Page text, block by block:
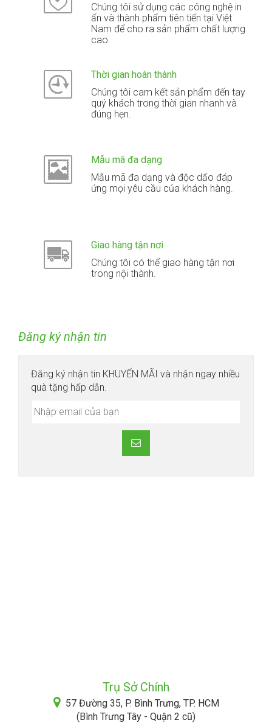
Chúng tôi sử dụng các công nghệ in
ấn và thành phẩm tiên tiến tại Việt
Nam để cho ra sản phẩm chất lượng
cao.
Thời gian hoàn thành
Chúng tôi cam kết sản phẩm đến tay
quý khách trong thời gian nhanh và
đúng hẹn.
Mẫu mã đa dạng
Mẫu mã đa dạng và độc dấo đáp
ứng mọi yêu cầu của khách hàng.
Giao hàng tận nơi
Chúng tôi có thể giao hàng tận nơi
trong nội thành.
Đăng ký nhận tin
Đăng ký nhận tin KHUYẾN MÃI và nhận ngay nhiều
quà tặng hấp dẫn.
Trụ Sở Chính
57 Đường 35, P. Bình Trưng, TP. HCM
(Bình Trưng Tây - Quận 2 cũ)